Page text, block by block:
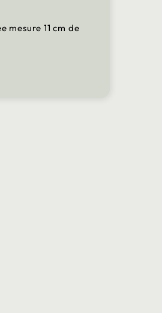
mesure 11 cm de